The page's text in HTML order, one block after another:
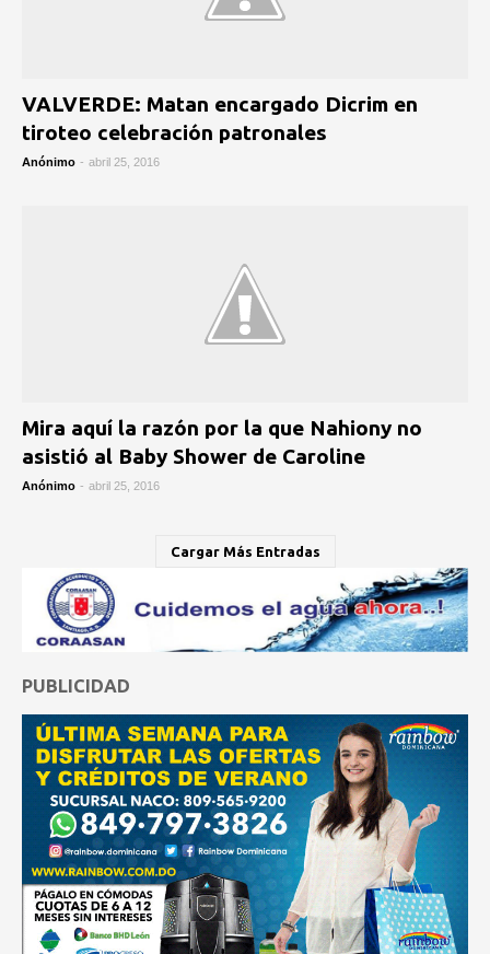
VALVERDE: Matan encargado Dicrim en
tiroteo celebración patronales
Anónimo - abril 25, 2016
Mira aquí la razón por la que Nahiony no
asistió al Baby Shower de Caroline
Anónimo - abril 25, 2016
Cargar Más Entradas
PUBLICIDAD